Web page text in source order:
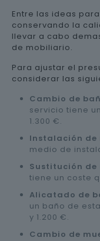
Entre las ideas
conservando la
llevar a cabo
de mobiliario.
Para ajustar el
considerar las
Cambio de
servicio tiene
1.300 €.
Instalación de
medio de
Sustitución
tiene un coste
Alicatado de
un baño de
y 1.200 €.
Cambio de